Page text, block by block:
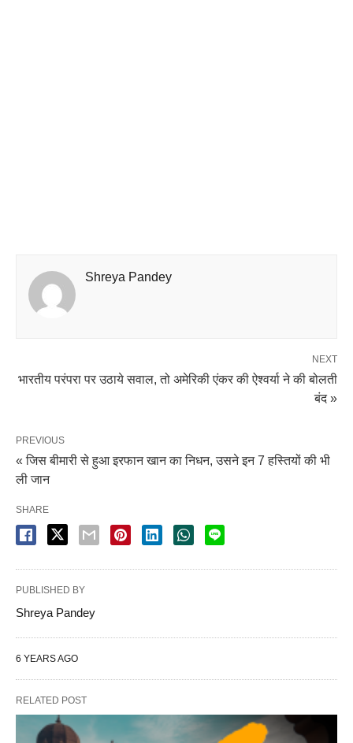
Shreya Pandey
NEXT
भारतीय परंपरा पर उठाये सवाल, तो अमेरिकी एंकर की ऐश्वर्या ने की बोलती
बंद »
PREVIOUS
« जिस बीमारी से हुआ इरफान खान का निधन, उसने इन 7 हस्तियों की भी
ली जान
SHARE
PUBLISHED BY
Shreya Pandey
6 YEARS AGO
RELATED POST